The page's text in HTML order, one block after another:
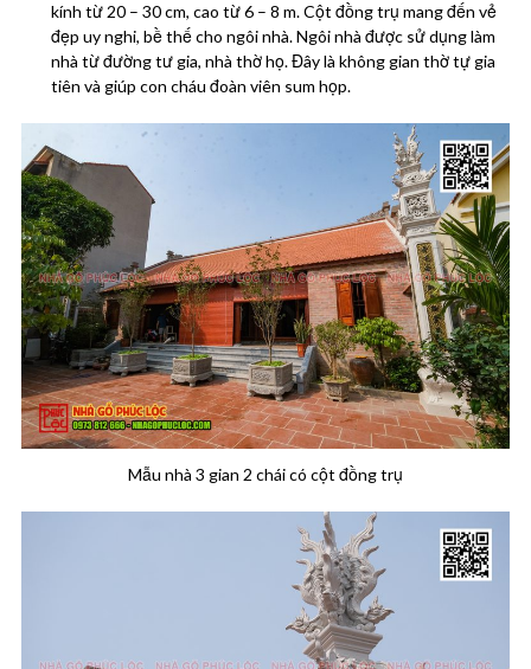
kính từ 20 – 30 cm, cao từ 6 – 8 m. Cột đồng trụ mang đến vẻ
đẹp uy nghi, bề thế cho ngôi nhà. Ngôi nhà được sử dụng làm
nhà từ đường tư gia, nhà thờ họ. Đây là không gian thờ tự gia
tiên và giúp con cháu đoàn viên sum họp.
Mẫu nhà 3 gian 2 chái có cột đồng trụ